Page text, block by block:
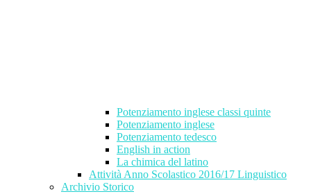
Potenziamento inglese classi quinte
Potenziamento inglese
Potenziamento tedesco
English in action
La chimica del latino
Attività Anno Scolastico 2016/17 Linguistico
Archivio Storico